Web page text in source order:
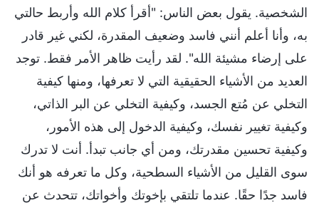
الشخصية. يقول بعض الناس: "أقرأ كلام الله وأربط حالتي
به، وأنا أعلم أنني فاسد وضعيف المقدرة، لكني غير قادر
على إرضاء مشيئة الله". لقد رأيت ظاهر الأمر فقط. توجد
العديد من الأشياء الحقيقية التي لا تعرفها، ومنها كيفية
التخلي عن مُتع الجسد، وكيفية التخلي عن البر الذاتي،
وكيفية تغيير نفسك، وكيفية الدخول إلى هذه الأمور،
وكيفية تحسين مقدرتك، ومن أي جانب تبدأ. أنت لا تدرك
سوى القليل من الأشياء السطحية، وكل ما تعرفه هو أنك
فاسد جدًا حقًا. عندما تلتقي بإخوتك وأخواتك، تتحدث عن